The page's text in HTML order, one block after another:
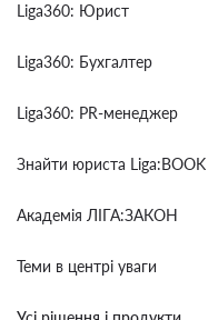
Liga360: Юрист
Liga360: Бухгалтер
Liga360: PR-менеджер
Знайти юриста Liga:BOOK
Академія ЛІГА:ЗАКОН
Теми в центрі уваги